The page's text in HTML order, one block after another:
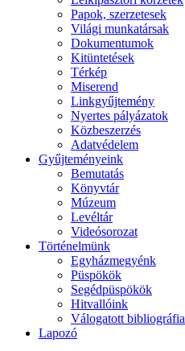
Papok, szerzetesek
Világi munkatársak
Dokumentumok
Kitüntetések
Térkép
Miserend
Linkgyűjtemény
Nyertes pályázatok
Közbeszerzés
Adatvédelem
Gyűjteményeink
Bemutatás
Könyvtár
Múzeum
Levéltár
Videósorozat
Történelmünk
Egyházmegyénk
Püspökök
Segédpüspökök
Hitvallóink
Válogatott bibliográfia
Lapozó